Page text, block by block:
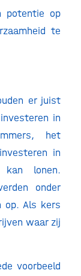
potentie op
te
er juist
in
het
in
lonen.
onder
op. Als kers
waar zij
voorbeeld